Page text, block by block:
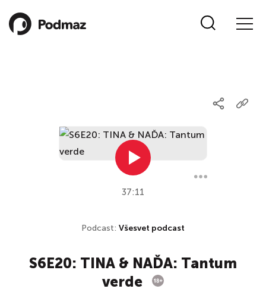
37:11
Podcast: Všesvet podcast
S6E20: TINA & NAĎA: Tantum
verde